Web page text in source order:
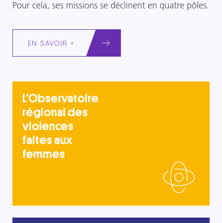
Pour cela, ses missions se déclinent en quatre pôles.
EN SAVOIR +
L’Observatoire
régional des
violences
faites aux
femmes